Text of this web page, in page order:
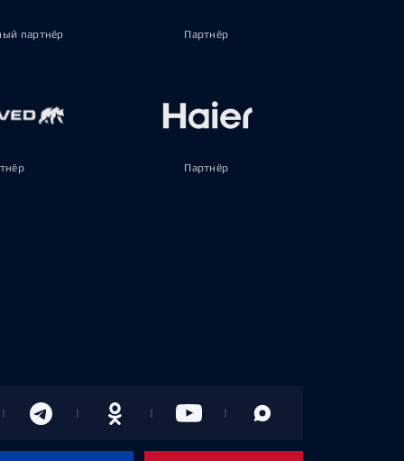
партнёр Партнёр
Партнёр